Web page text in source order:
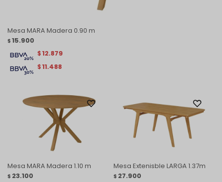
Mesa MARA Madera 0.90 m
$ 15.900
$11.488
$12.879
Mesa MARA Madera 1.10 m
$ 23.100
Mesa Extenisble LARGA 1.37m
$ 27.900